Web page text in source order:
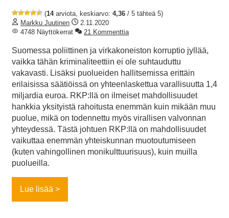
(14arviota, keskiarvo: 4,36 / 5 tähteä 5)
Markku Juutinen
2.11.2020
4748 Näyttökerrat
21 Kommenttia
Suomessa poliittinen ja virkakoneiston korruptio jyllää,
vaikka tähän kriminaliteettiin ei ole suhtauduttu
vakavasti. Lisäksi puolueiden hallitsemissa erittäin
erilaisissa säätiöissä on yhteenlaskettua varallisuutta 1,4
miljardia euroa. RKP:llä on ilmeiset mahdollisuudet
hankkia yksityistä rahoitusta enemmän kuin mikään muu
puolue, mikä on todennettu myös virallisen valvonnan
yhteydessä. Tästä johtuen RKP:llä on mahdollisuudet
vaikuttaa enemmän yhteiskunnan muotoutumiseen
(kuten vahingollinen monikulttuurisuus), kuin muilla
puolueilla.
Lue lisää